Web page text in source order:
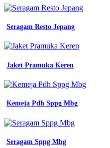
Seragam Resto Jepang
Jaket Pramuka Keren
Kemeja Pdh Sppg Mbg
Seragam Sppg Mbg